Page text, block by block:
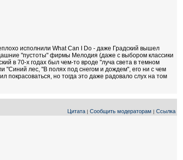
исполнили What Can I Do - даже Градский вышел
"пустоты" фирмы Мелодия (даже с выбором классики
в 70-х годах был чем-то вроде "луча света в темном
"Синий лес, "В полях под снегом и дождем", его ни с чем
покрасоваться, но тогда это даже радовало слух на том
Цитата | Сообщить модераторам | Ссылка